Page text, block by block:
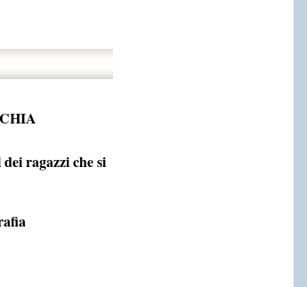
ragazzi che si